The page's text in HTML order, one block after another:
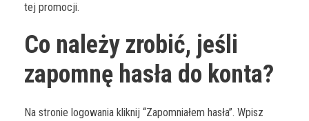
tej promocji.
Co należy zrobić, jeśli
zapomnę hasła do konta?
Na stronie logowania kliknij “Zapomniałem hasła”. Wpisz